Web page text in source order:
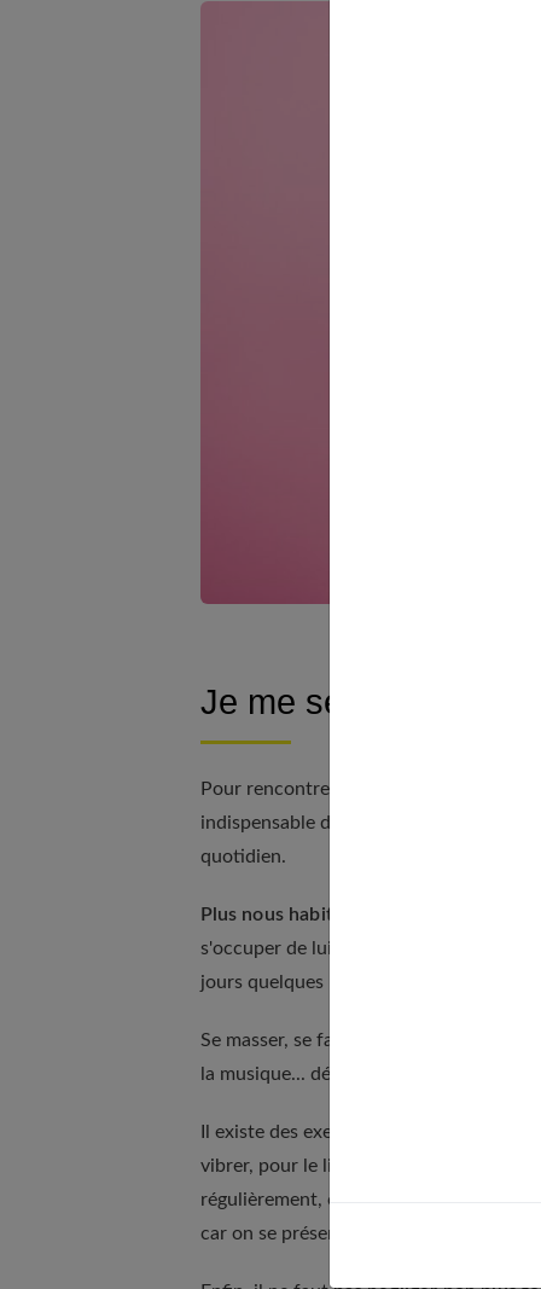
Je me sens bien dans
Pour rencontrer l'autre dans l'intimité,
indispensable de se sentir bien dans
quotidien.
Plus nous habitons notre corps, plus
s'occuper de lui. Le minimum : avoir
jours quelques minutes de plaisir mais
Se masser, se faire masser, marcher
la musique... développent aussi le
Il existe des exercices très simple
vibrer, pour le libérer des contraintes et
régulièrement, cet exercice permet de
car on se présente à l’autre riche de ce